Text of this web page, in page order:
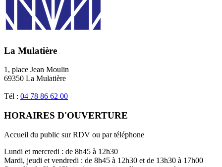
La Mulatière
1, place Jean Moulin
69350 La Mulatière
Tél : 04 78 86 62 00
HORAIRES D'OUVERTURE
Accueil du public sur RDV ou par téléphone
Lundi et mercredi : de 8h45 à 12h30
Mardi, jeudi et vendredi : de 8h45 à 12h30 et de 13h30 à 17h00